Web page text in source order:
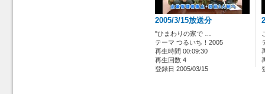
2005/3/15放送分
"ひまわりの家で …
テーマ つるいち！2005
再生時間 00:09:30
再生回数 4
登録日 2005/03/15